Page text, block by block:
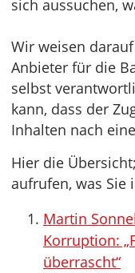
sich aussuchen,
Wir weisen
Anbieter für die
selbst
kann, dass der
Inhalten nach
Hier die
aufrufen, was Sie
Martin
Korruption:
überrascht“